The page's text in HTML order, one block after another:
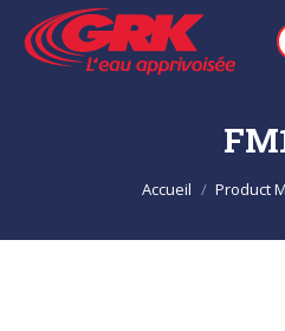
Vous êtes ici :
Accueil Product